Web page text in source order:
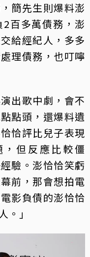
簡先生則爆料澎
百多萬債務，澎
給經紀人，多多
理債務，也叮嚀
出歌中劇，會不
點頭，還爆料遺
恰評比兒子表現
但反應比較僵
驗。澎恰恰笑虧
前，那會想拍電
影負債的澎恰恰
。」